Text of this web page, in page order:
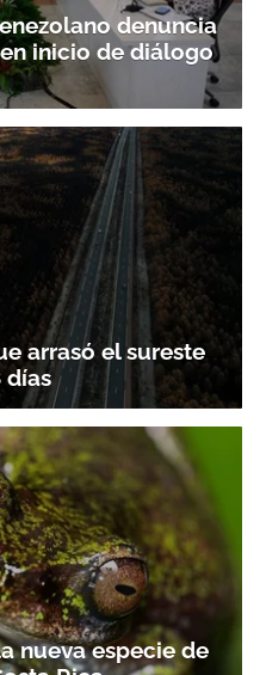
denuncia
inicio de diálogo
arrasó el sureste
días
nueva especie de